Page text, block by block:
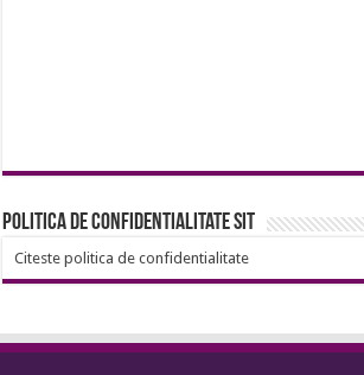
Politica de confidentialitate sit
Citeste politica de confidentialitate